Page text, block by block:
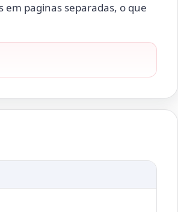
em paginas separadas, o que